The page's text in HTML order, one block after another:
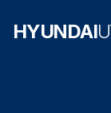
HYUNDAI